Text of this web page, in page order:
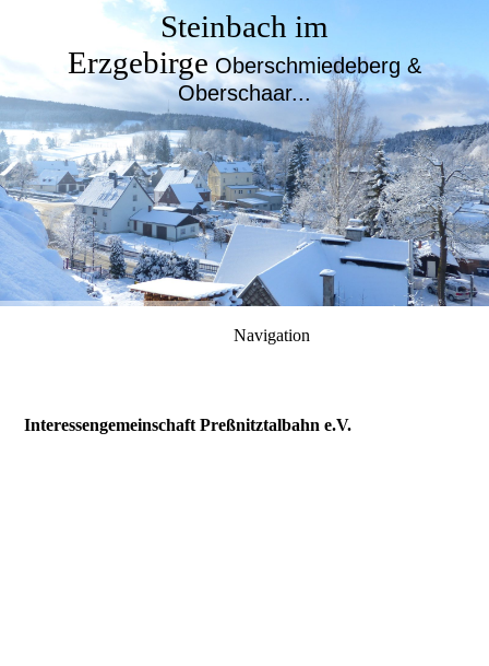
Steinbach im
Erzgebirge Oberschmiedeberg &
Oberschaar...
Navigation
Interessengemeinschaft Preßnitztalbahn e.V.